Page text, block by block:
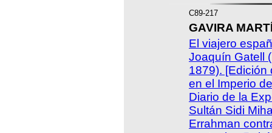
C89-217
GAVIRA
El viajero
Joaquín Gatell
1879). [Edición
en el Imperio
Diario de la
Sultán Sidi
Errahman